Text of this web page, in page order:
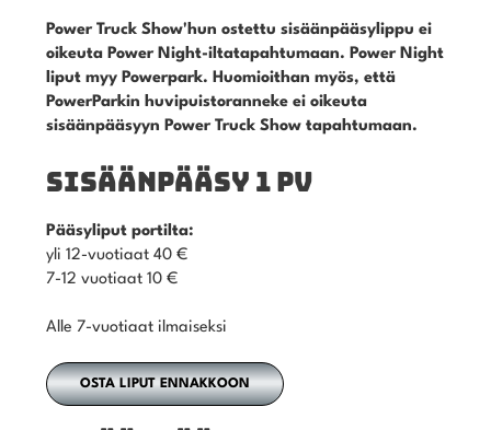
Power Truck Show'hun ostettu sisäänpääsylippu ei
oikeuta Power Night-iltatapahtumaan. Power Night
liput myy Powerpark. Huomioithan myös, että
PowerParkin huvipuistoranneke ei oikeuta
sisäänpääsyyn Power Truck Show tapahtumaan.
SISÄÄNPÄÄSY 1 PV
Pääsyliput portilta:
yli 12-vuotiaat 40 €
7-12 vuotiaat 10 €
Alle 7-vuotiaat ilmaiseksi
OSTA LIPUT ENNAKKOON